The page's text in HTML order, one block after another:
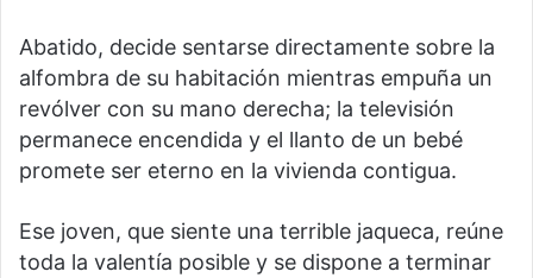
Abatido, decide sentarse directamente sobre la
alfombra de su habitación mientras empuña un
revólver con su mano derecha; la televisión
permanece encendida y el llanto de un bebé
promete ser eterno en la vivienda contigua.
Ese joven, que siente una terrible jaqueca, reúne
toda la valentía posible y se dispone a terminar